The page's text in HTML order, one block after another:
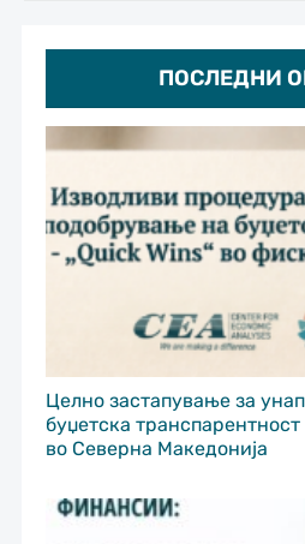
ПОСЛЕДНИ
Целно застапување за
буџетска
во Северна Македонија